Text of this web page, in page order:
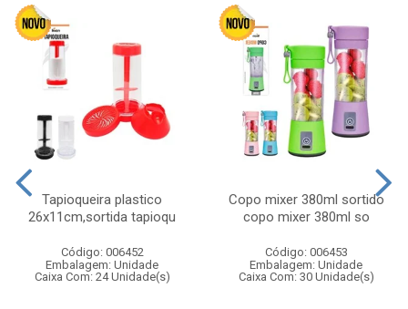
Tapioqueira plastico
26x11cm,sortida tapioqu
Código: 006452
Embalagem: Unidade
Caixa Com: 24 Unidade(s)
Copo mixer 380ml sortido
copo mixer 380ml so
Código: 006453
Embalagem: Unidade
Caixa Com: 30 Unidade(s)